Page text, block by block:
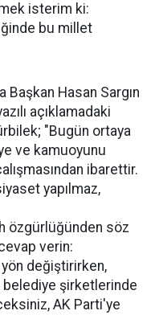
isterim ki:
bu millet
Başkan Hasan Sargın
açıklamadaki
"Bugün ortaya
ve kamuoyunu
ibarettir.
yapılmaz,
özgürlüğünden söz
verin:
değiştirirken,
belediye şirketlerinde
AK Parti'ye